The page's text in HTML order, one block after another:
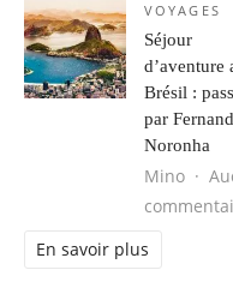
VOYAGES
Séjour
d’aventure
Brésil :
par
Noronha
Mino
En savoir plus